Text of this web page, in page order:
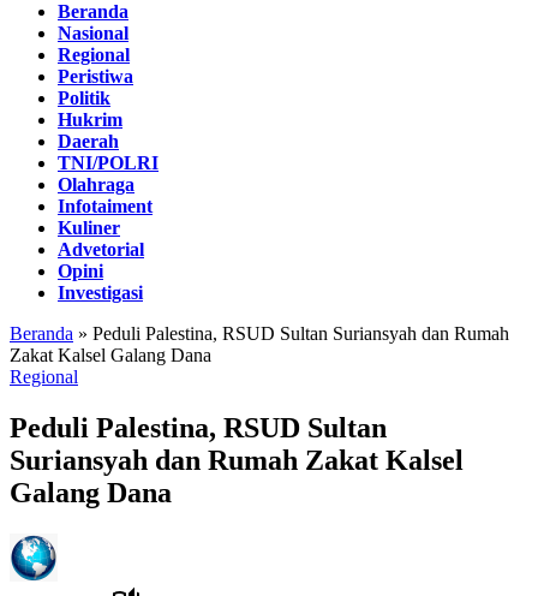
Beranda
Nasional
Regional
Peristiwa
Politik
Hukrim
Daerah
TNI/POLRI
Olahraga
Infotaiment
Kuliner
Advetorial
Opini
Investigasi
Beranda » Peduli Palestina, RSUD Sultan Suriansyah dan Rumah
Zakat Kalsel Galang Dana
Regional
Peduli Palestina, RSUD Sultan
Suriansyah dan Rumah Zakat Kalsel
Galang Dana